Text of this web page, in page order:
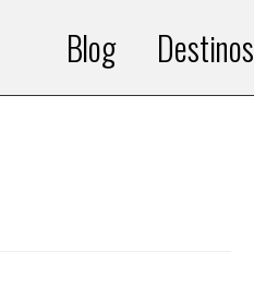
Blog Destinos